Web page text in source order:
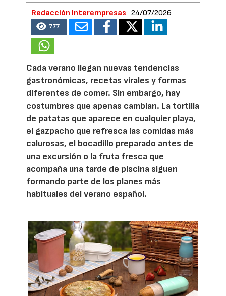
Redacción Interempresas 24/07/2026
777
Cada verano llegan nuevas tendencias
gastronómicas, recetas virales y formas
diferentes de comer. Sin embargo, hay
costumbres que apenas cambian. La tortilla
de patatas que aparece en cualquier playa,
el gazpacho que refresca las comidas más
calurosas, el bocadillo preparado antes de
una excursión o la fruta fresca que
acompaña una tarde de piscina siguen
formando parte de los planes más
habituales del verano español.